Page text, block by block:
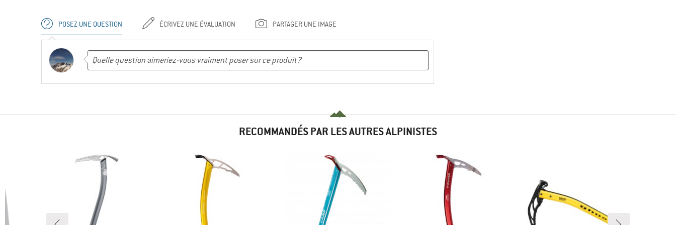
POSEZ UNE QUESTION ÉCRIVEZ UNE ÉVALUATION PARTAGER UNE IMAGE
RECOMMANDÉS PAR LES AUTRES ALPINISTES